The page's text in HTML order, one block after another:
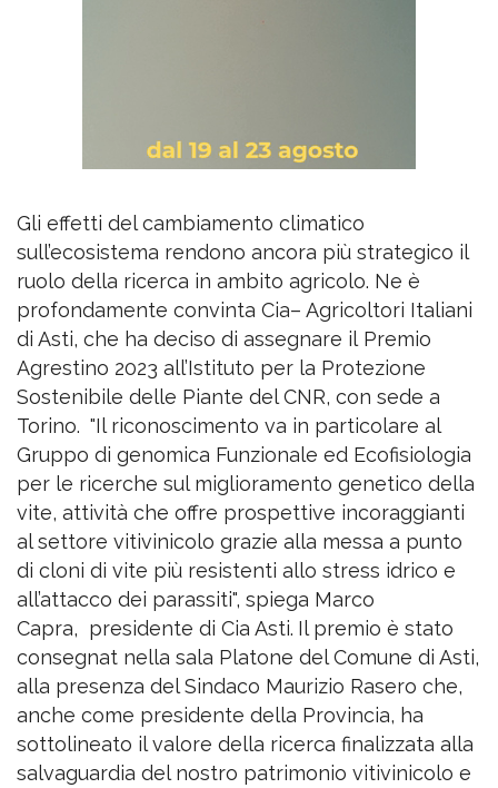
Gli effetti del cambiamento climatico
sull’ecosistema rendono ancora più strategico il
ruolo della ricerca in ambito agricolo. Ne è
profondamente convinta Cia– Agricoltori Italiani
di Asti, che ha deciso di assegnare il Premio
Agrestino 2023 all’Istituto per la Protezione
Sostenibile delle Piante del CNR, con sede a
Torino. "Il riconoscimento va in particolare al
Gruppo di genomica Funzionale ed Ecofisiologia
per le ricerche sul miglioramento genetico della
vite, attività che offre prospettive incoraggianti
al settore vitivinicolo grazie alla messa a punto
di cloni di vite più resistenti allo stress idrico e
all’attacco dei parassiti", spiega Marco
Capra, presidente di Cia Asti. Il premio è stato
consegnat nella sala Platone del Comune di Asti,
alla presenza del Sindaco Maurizio Rasero che,
anche come presidente della Provincia, ha
sottolineato il valore della ricerca finalizzata alla
salvaguardia del nostro patrimonio vitivinicolo e